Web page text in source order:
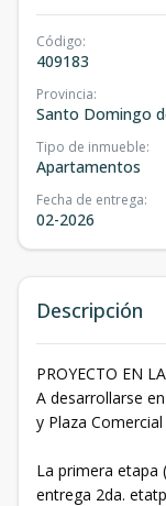
Código:
409183
Provincia:
Santo Domingo
Tipo de inmueble:
Apartamentos
Fecha de entrega:
02-2026
Descripción
PROYECTO EN
A desarrollarse
y Plaza Comercial
La primera etapa
entrega 2da.